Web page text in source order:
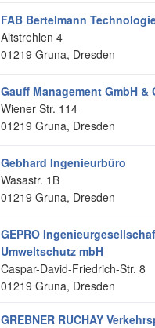
FAB Bertelmann
Altstrehlen 4
01219 Gruna, Dresden
Gauff Management GmbH &
Wiener Str. 114
01219 Gruna, Dresden
Gebhard Ingenieurbüro
Wasastr. 1B
01219 Gruna, Dresden
GEPRO
Umweltschutz mbH
Caspar-David-Friedrich-Str. 8
01219 Gruna, Dresden
GREBNER RUCHAY